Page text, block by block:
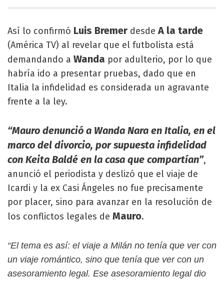
Así lo confirmó Luis Bremer desde A la tarde
(América TV) al revelar que el futbolista está
demandando a Wanda por adulterio, por lo que
habría ido a presentar pruebas, dado que en
Italia la infidelidad es considerada un agravante
frente a la ley.
“Mauro denunció a Wanda Nara en Italia, en el
marco del divorcio, por supuesta infidelidad
con Keita Baldé en la casa que compartían”,
anunció el periodista y deslizó que el viaje de
Icardi y la ex Casi Ángeles no fue precisamente
por placer, sino para avanzar en la resolución de
los conflictos legales de Mauro.
“El tema es así: el viaje a Milán no tenía que ver con
un viaje romántico, sino que tenía que ver con un
asesoramiento legal. Ese asesoramiento legal dio